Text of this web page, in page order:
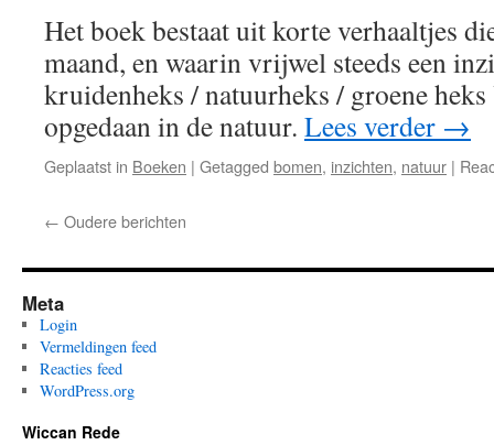
Het boek bestaat uit korte verhaaltjes
maand, en waarin vrijwel steeds een
kruidenheks / natuurheks / groene
opgedaan in de natuur. Lees verder →
Geplaatst in Boeken | Getagged bomen, inzichten, natuur |
← Oudere berichten
Meta
Login
Vermeldingen feed
Reacties feed
WordPress.org
Wiccan Rede